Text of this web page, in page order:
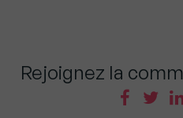
Rejoignez la